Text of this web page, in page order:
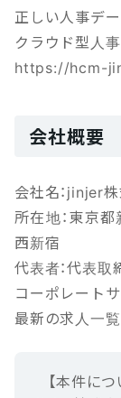
正しい人事デー
クラウド型人
https://hcm-
会社概要
会社名：jinjer
所在地：東京
西新宿
代表者：代表
コーポレート
最新の求人一
【本‌件‌に‌